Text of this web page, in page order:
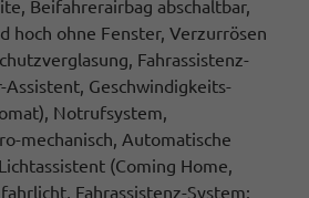
Beifahrerairbag abschaltbar,
hoch ohne Fenster, Verzurrösen
Fahrassistenz-
Assistent, Geschwindigkeits-
Notrufsystem,
mechanisch, Automatische
(Coming Home,
Fahrassistenz-System: